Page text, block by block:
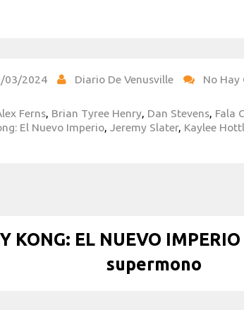
03/2024 Diario De Venusville
No Hay
Ferns, Brian Tyree Henry, Dan Stevens, Fala
El Nuevo Imperio, Jeremy Slater, Kaylee
KONG: EL NUEVO
supermono